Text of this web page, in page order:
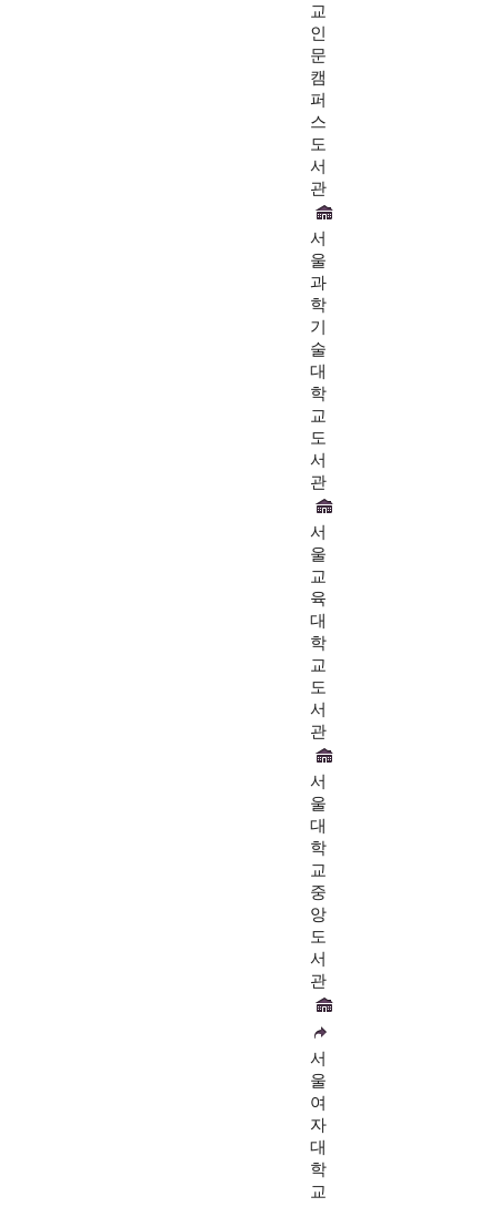
교
인
문
캠
퍼
스
도
서
관
서
울
과
학
기
술
대
학
교
도
서
관
서
울
교
육
대
학
교
도
서
관
서
울
대
학
교
중
앙
도
서
관
서
울
여
자
대
학
교